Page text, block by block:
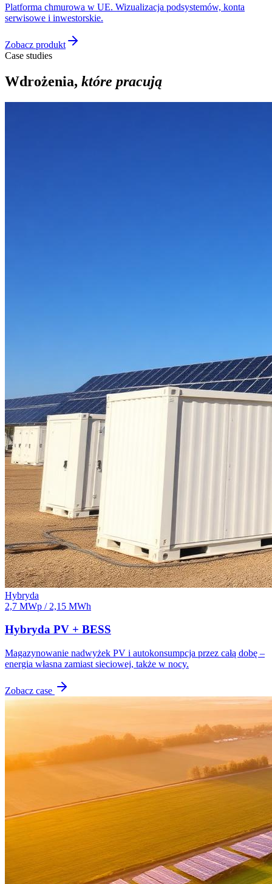
Platforma chmurowa w UE. Wizualizacja podsystemów, konta
serwisowe i inwestorskie.
Zobacz produkt
Case studies
Wdrożenia, które pracują
Hybryda
2,7 MWp / 2,15 MWh
Hybryda PV + BESS
Magazynowanie nadwyżek PV i autokonsumpcja przez całą dobę –
energia własna zamiast sieciowej, także w nocy.
Zobacz case